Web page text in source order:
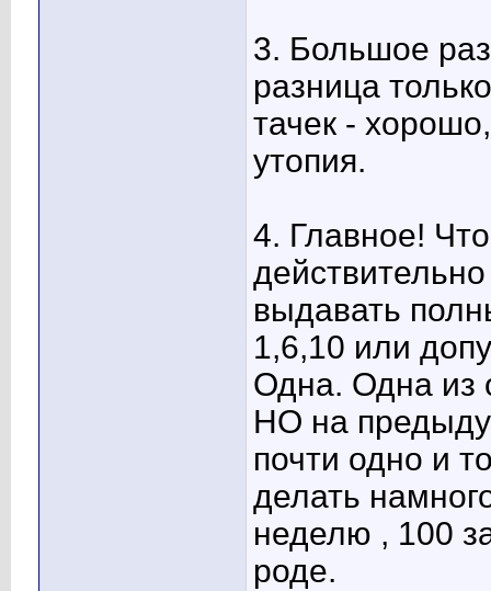
3. Большое
разница
тачек -
утопия.
4. Главное!
выдавать
1,6,10 или
Одна. Одна из
НО на
почти одно и
делать
неделю , 100
роде.